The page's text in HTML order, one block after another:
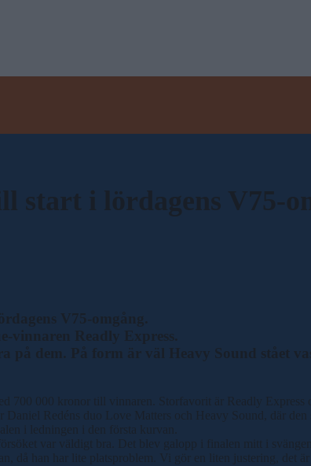
start i lördagens V75-
V75-omgång.
vinnaren Readly Express.
dem. På form är väl Heavy Sound stået
700 000 kronor till vinnaren. Storfavorit är Readly
Redéns duo Love Matters och Heavy Sound, där den
i ledningen i den första kurvan.
var väldigt bra. Det blev galopp i finalen mitt i
då han har lite platsproblem. Vi gör en liten justering, det